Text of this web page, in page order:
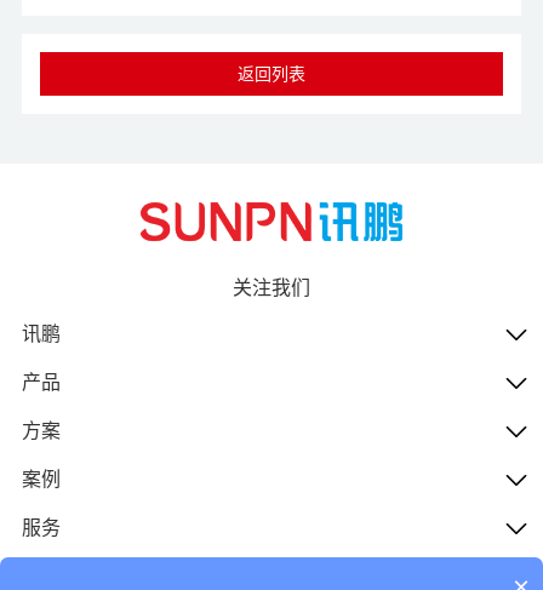
返回列表
关注我们
讯鹏
产品
方案
案例
服务